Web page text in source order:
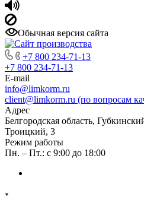
Обычная версия сайта
+7 800 234-71-13
+7 800 234-71-13
E-mail
info@limkorm.ru
client@limkorm.ru (по вопросам
Адрес
Белгородская область,
Троицкий, 3
Режим работы
Пн. – Пт.: с 9:00 до 18:00